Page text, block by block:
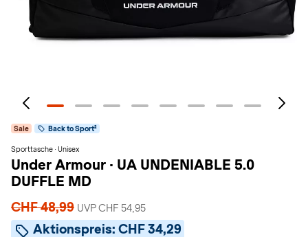
Sale Back to Sport²
Sporttasche · Unisex
Under Armour · UA UNDENIABLE 5.0
DUFFLE MD
CHF 48,99 UVP CHF 54,95
Aktionspreis: CHF 34,29